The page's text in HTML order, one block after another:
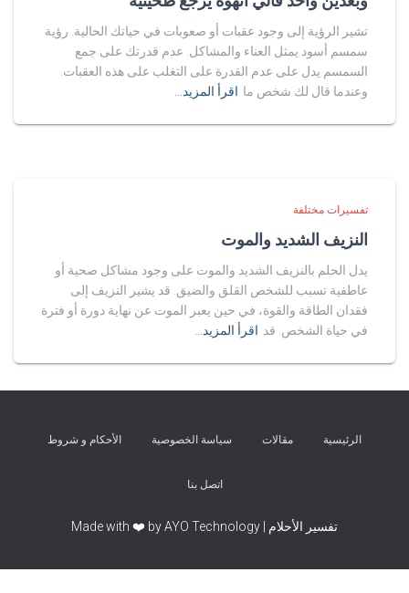
تشير الرؤية إلى وجود عقبات أو صعوبات في حياتك الحالية. رؤية
سمسم أسود يمثل العناء والمشاكل. عدم قدرتك على جمع
السمسم يدل على عدم القدرة على التغلب على هذه العقبات.
وعندما قال لك شخص ما اقرأ المزيد…
تفسيرات مختلفة
النزيف الشديد والموت
يدل الحلم بالنزيف الشديد والموت على وجود مشاكل صحية أو
عاطفية تسبب للشخص القلق والضيق. قد يشير النزيف إلى
فقدان الطاقة والقوة، في حين يعبر الموت عن نهاية دورة أو فترة
في حياة الشخص. قد اقرأ المزيد…
الرئيسية مقالات سياسة الخصوصية الأحكام و شروط
اتصل بنا
تفسير الأحلام | Made with ❤️ by AYO Technology